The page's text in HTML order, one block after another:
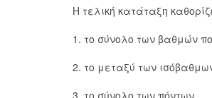
Η τελική κατάταξη
1. το σύνολο των βαθμών
2. το μεταξύ των
3. το σύνολο των πόντων.